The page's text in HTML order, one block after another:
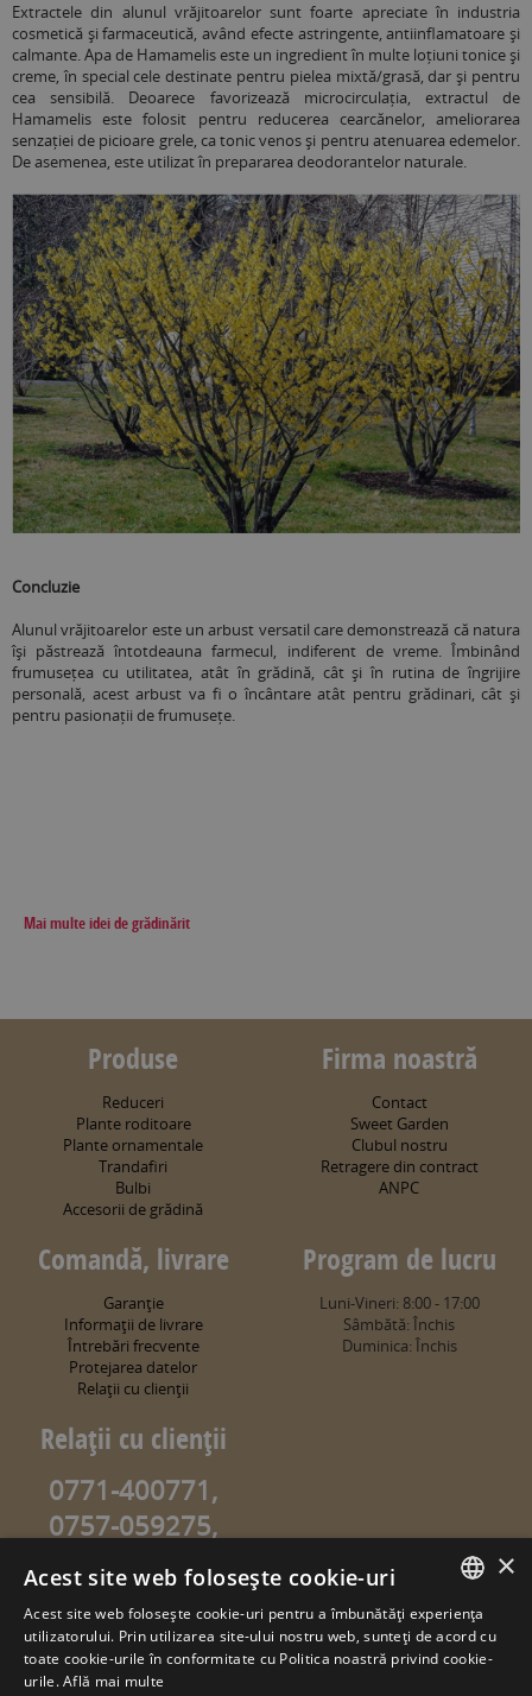
Extractele din alunul vrăjitoarelor sunt foarte apreciate în industria
cosmetică și farmaceutică, având efecte astringente, antiinflamatoare și
calmante. Apa de Hamamelis este un ingredient în multe loțiuni tonice și
creme, în special cele destinate pentru pielea mixtă/grasă, dar și pentru
cea sensibilă. Deoarece favorizează microcirculația, extractul de
Hamamelis este folosit pentru reducerea cearcănelor, ameliorarea
senzației de picioare grele, ca tonic venos și pentru atenuarea edemelor.
De asemenea, este utilizat în prepararea deodorantelor naturale.
Concluzie
Alunul vrăjitoarelor este un arbust versatil care demonstrează că natura
își păstrează întotdeauna farmecul, indiferent de vreme. Îmbinând
frumusețea cu utilitatea, atât în grădină, cât și în rutina de îngrijire
personală, acest arbust va fi o încântare atât pentru grădinari, cât și
pentru pasionații de frumusețe.
Mai multe idei de grădinărit
Produse
Reduceri
Plante roditoare
Plante ornamentale
Trandafiri
Bulbi
Accesorii de grădină
Firma noastră
Contact
Sweet Garden
Clubul nostru
Retragere din contract
ANPC
Comandă, livrare
Garanţie
Informaţii de livrare
Întrebări frecvente
Protejarea datelor
Relaţii cu clienţii
Program de lucru
Luni-Vineri: 8:00 - 17:00
Sâmbătă: Închis
Duminica: Închis
Relaţii cu clienţii
0771-400771,
0757-059275,
0757-059274
info@sweetgarden.ro
© copyright 2026. sweetgarden.ro
Toate drepturile rezervate. Reproducerea integrală sau parţială a
ROMANIAN
HUNGARIAN
×
Acest site web folosește cookie-uri
Acest site web folosește cookie-uri pentru a îmbunătăți experiența
utilizatorului. Prin utilizarea site-ului nostru web, sunteți de acord cu
toate cookie-urile în conformitate cu Politica noastră privind cookie-
urile.Află mai multe